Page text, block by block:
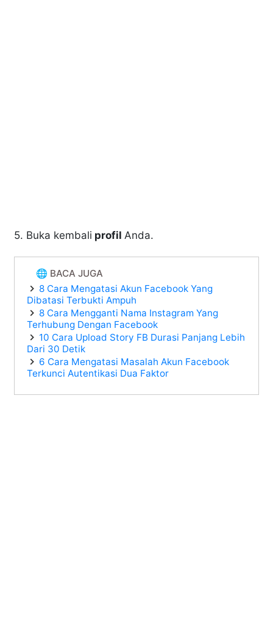
5. Buka kembali profil Anda.
🌐 BACA JUGA
8 Cara Mengatasi Akun Facebook Yang
Dibatasi Terbukti Ampuh
8 Cara Mengganti Nama Instagram Yang
Terhubung Dengan Facebook
10 Cara Upload Story FB Durasi Panjang Lebih
Dari 30 Detik
6 Cara Mengatasi Masalah Akun Facebook
Terkunci Autentikasi Dua Faktor